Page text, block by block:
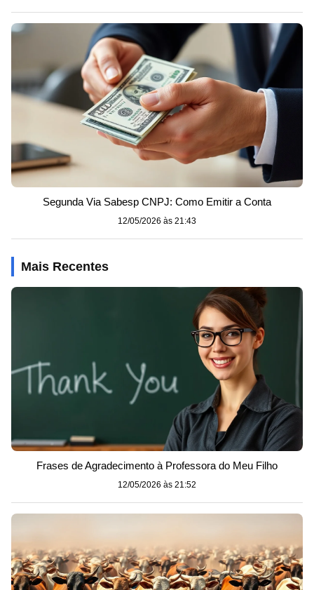
Segunda Via Sabesp CNPJ: Como Emitir a Conta
12/05/2026 às 21:43
Mais Recentes
Frases de Agradecimento à Professora do Meu Filho
12/05/2026 às 21:52